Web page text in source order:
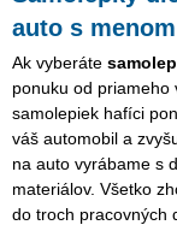
auto s
Ak vyberáte
ponuku od priameho
samolepiek hafíci
váš automobil a
na auto vyrábame s
materiálov. Všetko
do troch pracovných